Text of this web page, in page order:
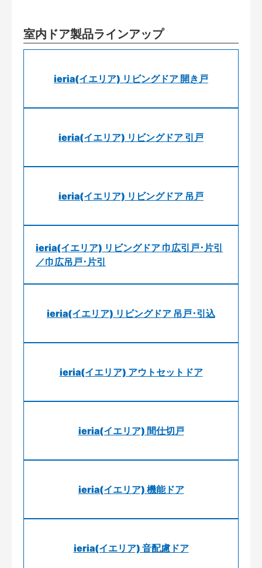
室内ドア製品ラインアップ
ieria(イエリア) リビングドア 開き戸
ieria(イエリア) リビングドア 引戸
ieria(イエリア) リビングドア 吊戸
ieria(イエリア) リビングドア 巾広引戸･片引
／巾広吊戸･片引
ieria(イエリア) リビングドア 吊戸･引込
ieria(イエリア) アウトセットドア
ieria(イエリア) 間仕切戸
ieria(イエリア) 機能ドア
ieria(イエリア) 音配慮ドア